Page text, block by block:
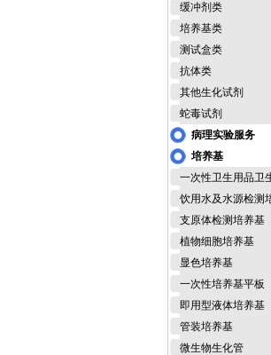
缓冲剂类
培养基类
测试盒类
抗体类
其他生化试剂
蛇毒试剂
病理实验服务
培养基
一次性卫生用品卫
饮用水及水源检测
支原体检测培养基
植物细胞培养基
显色培养基
一次性培养基平板
即用型液体培养基
管装培养基
微生物生化管